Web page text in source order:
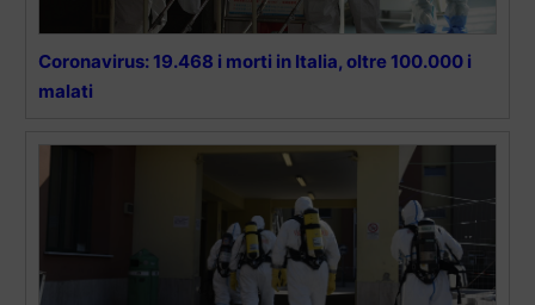
Coronavirus: 19.468 i morti in Italia, oltre 100.000 i
malati